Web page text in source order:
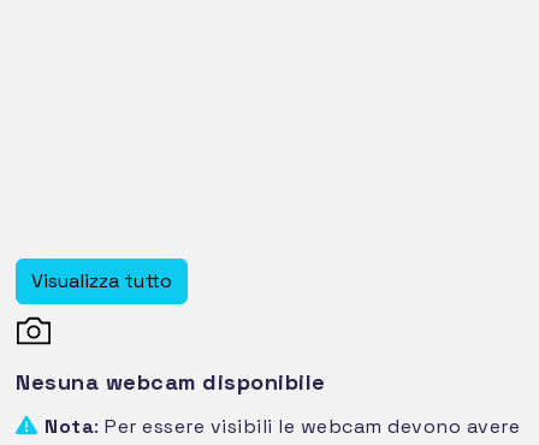
Visualizza tutto
Nesuna webcam disponibile
Nota: Per essere visibili le webcam devono avere